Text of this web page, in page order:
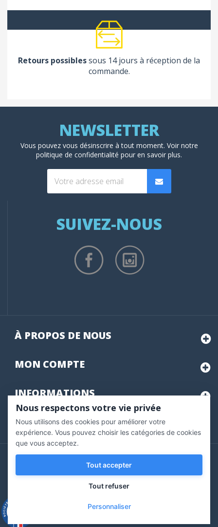
Retours possiblessous 14 jours à réception de la
commande.
Vous pouvez vous désinscrire à tout moment. Voir notre
politique de confidentialité pour en savoir plus.
SUIVEZ-NOUS
À PROPOS DE NOUS
MON COMPTE
INFORMATIONS
Marchand approuvé par la Société des Avis Garantis,
pour vérifier .
Copyright © 2020 Vernazobres Grego - tous droits
réservés.
Nous respectons votre vie privée
Nous utilisons des cookies pour améliorer votre
expérience. Vous pouvez choisir les catégories de cookies
que vous acceptez.
Tout accepter
Tout refuser
Personnaliser